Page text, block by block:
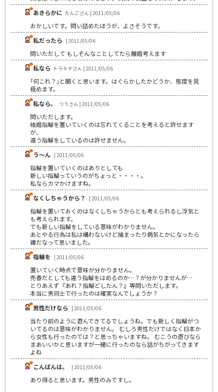
あきらかに たんごさん | 2011/05/06
おかしいです。問い詰めたほうが、よさそうです。
私だったら | 2011/05/06
問いただして もしそんなことしてたら離婚考えます
私なら トラキチさん | 2011/05/06
｢何これ？｣と聞くと思います。はぐらかしたかどうか、態度を見
極めます。
私なら。
つうさん | 2011/05/06
問いただします。
結婚指輪を置いていくのは忘れてくることを考えると許せます
が、
違う指輪をしているのは許せません。
う～ん | 2011/05/06
指輪を置いていくのはありとしても
新しい指輪っていうのがちょっと・・・・。
私ならカマかけますね。
なくしちゃうから？
| 2011/05/06
指輪を置いておくのはなくしちゃうからとも考えられるし浮気と
も考えられます。
でも新しい指輪をしている意味がわかりません。
あとやる行為は私は構わないけど捕まったり病気とかになったら
嫌だなって思いました。
指輪を | 2011/05/06
置いていく時点で意味が分かりません｡
売春だとしても違う指輪をはめるのか…？が分かりませんが…
とりあえず『あれ？指輪どしたん？』等問いただします。
本当に男同士で行ったのは確実なんでしょうか？
男性だけなら | 2011/05/06
当たり前のように遊んできてるでしょうね。でも新しく指輪がつ
いてるのは意味がわかりません。 むしろ男性だけではなく日本か
ら女性も行ったのでは？と思っちゃいますね。 むこうの遊びなら
まあいいかと思いますが一緒に行ったのなら話がちがってきます
よね
こんばんは。
| 2011/05/06
あり得ると思います。男性のみですし。